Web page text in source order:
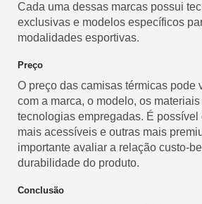
Cada uma dessas marcas possui
exclusivas e modelos específicos
modalidades esportivas.
Preço
O preço das camisas térmicas pode
com a marca, o modelo, os
tecnologias empregadas. É possível
mais acessíveis e outras mais
importante avaliar a relação custo-
durabilidade do produto.
Conclusão